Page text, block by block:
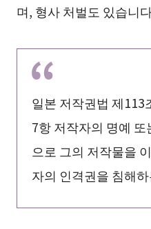
며, 형사 처벌도 있습니
일본 저작권법 제113
7항 저작자의 명예
으로 그의 저작물을
자의 인격권을 침해